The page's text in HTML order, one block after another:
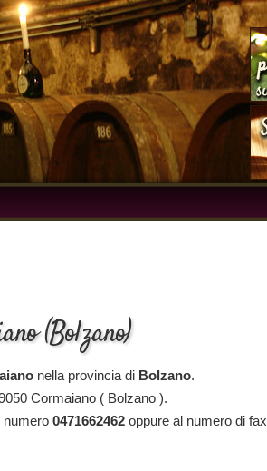
(Bolzano)
nella provincia di Bolzano.
Cormaiano ( Bolzano ).
numero 0471662462 oppure al numero di fax